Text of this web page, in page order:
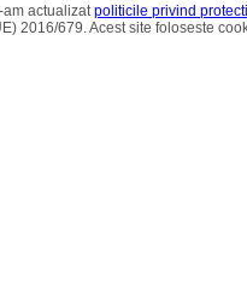
am actualizatpoliticile privind
2016/679. Acest site foloseste